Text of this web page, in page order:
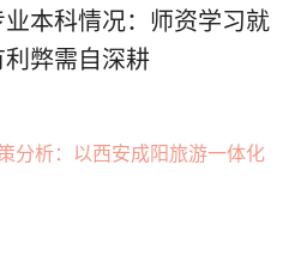
业本科情况：师资学习就
弊需自深耕